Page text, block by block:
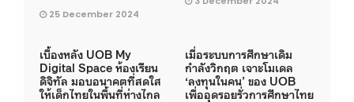
25 December 2024
เบื้องหลัง UOB My
Digital Space ห้องเรียน
ดิจิทัล มอบอนาคตที่สดใส
ให้เด็กไทยในพื้นที่ห่างไกล
เมื่อระบบการศึกษาเดิม
กำลังวิกฤต เจาะโมเดล
‘ลงทุนในคน’ ของ UOB
เพื่ออุดรอยรั่วการศึกษาไทย